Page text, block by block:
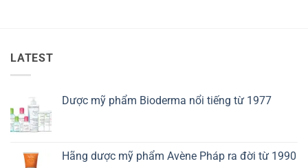
LATEST
Dược mỹ phẩm Bioderma nổi tiếng từ 1977
Hãng dược mỹ phẩm Avène Pháp ra đời từ 1990